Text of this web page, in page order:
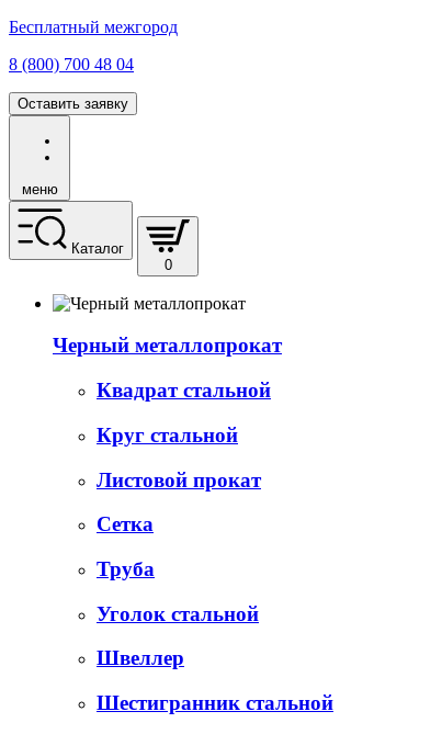
Бесплатный межгород
8 (800) 700 48 04
Оставить заявку
меню
Каталог
0
Черный металлопрокат
Квадрат стальной
Круг стальной
Листовой прокат
Сетка
Труба
Уголок стальной
Швеллер
Шестигранник стальной